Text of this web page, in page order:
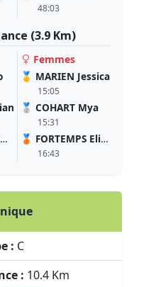
39:02
48:03
(3.9 Km)
Femmes
🥇 MARIEN Jessica
15:05
🥈 COHART Mya
15:31
🥉 FORTEMPS Elizabeth
16:43
: C
: 10.4 Km